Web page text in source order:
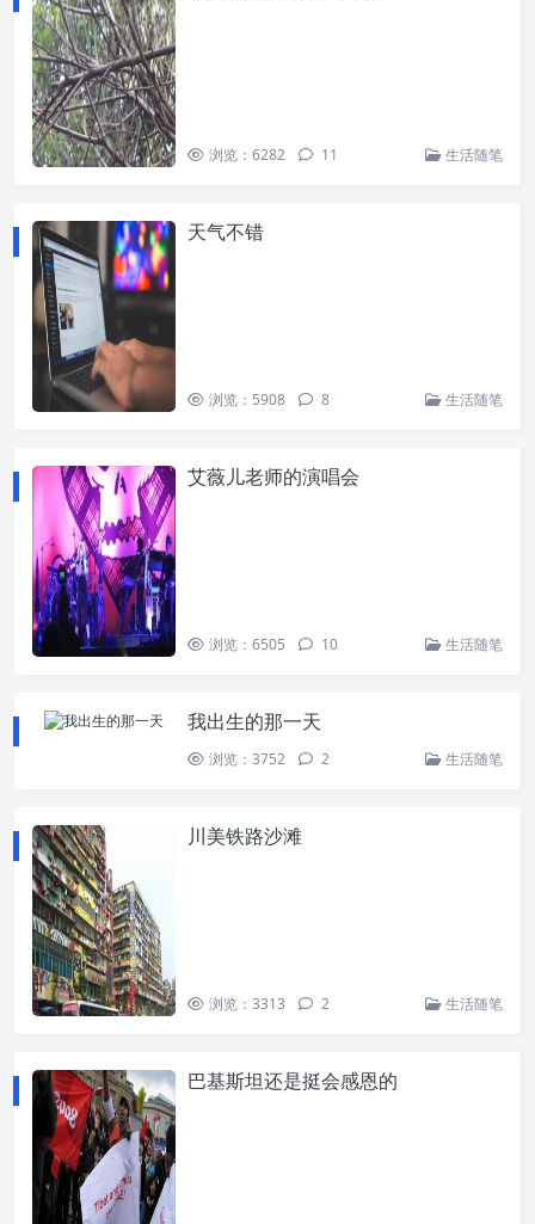
浏览：6282 11 生活随笔
天气不错
浏览：5908 8 生活随笔
艾薇儿老师的演唱会
浏览：6505 10 生活随笔
我出生的那一天
浏览：3752 2 生活随笔
川美铁路沙滩
浏览：3313 2 生活随笔
巴基斯坦还是挺会感恩的